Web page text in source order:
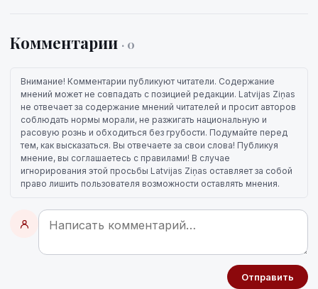
Комментарии · 0
Внимание! Комментарии публикуют читатели. Содержание
мнений может не совпадать с позицией редакции. Latvijas Ziņas
не отвечает за содержание мнений читателей и просит авторов
соблюдать нормы морали, не разжигать национальную и
расовую рознь и обходиться без грубости. Подумайте перед
тем, как высказаться. Вы отвечаете за свои слова! Публикуя
мнение, вы соглашаетесь с правилами! В случае
игнорирования этой просьбы Latvijas Ziņas оставляет за собой
право лишить пользователя возможности оставлять мнения.
Отправить